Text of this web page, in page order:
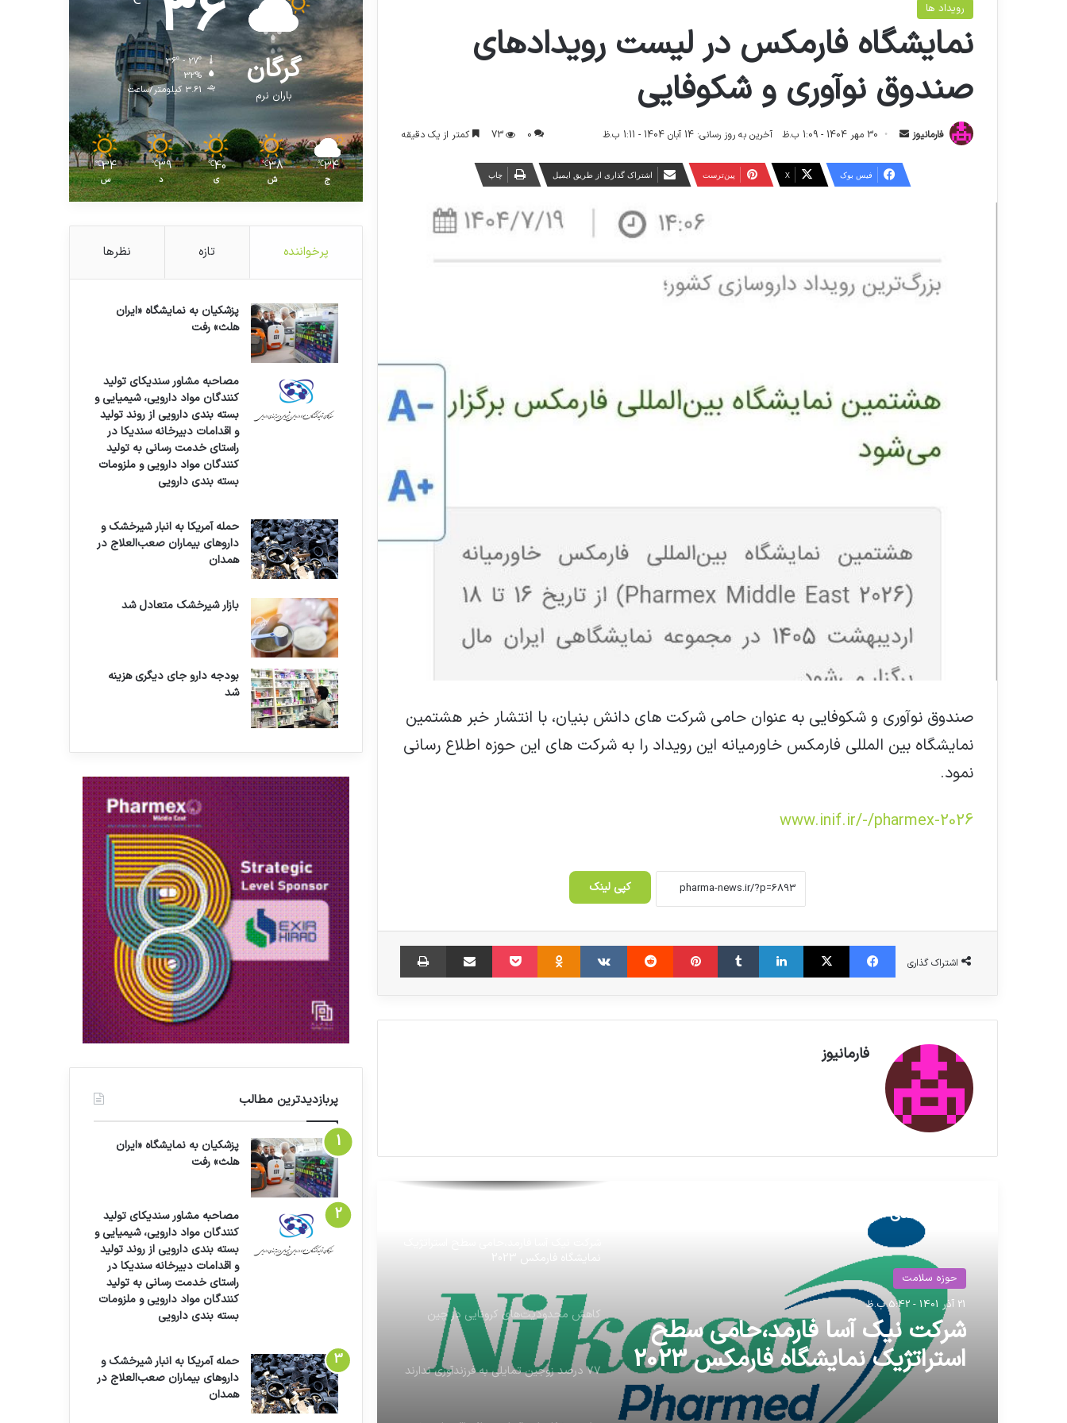
رویداد ها
نمایشگاه فارمکس در لیست رویدادهای
صندوق نوآوری و شکوفایی
فارمانیوز
س
ی
30 مهر 1404 - 1:09 ب.ظ آخرین به روز رسانی: 14 آبان 1404 - 1:11 ب.ظ 0
73 کمتر از یک دقیقه
فیس بوک X ‫پین‌ترست اشتراک گذاری از طریق ایمیل چاپ
صندوق نوآوری و شکوفایی به عنوان حامی شرکت های دانش بنیان، با انتشار خبر هشتمین
نمایشگاه بین المللی فارمکس خاورمیانه این رویداد را به شرکت های این حوزه اطلاع رسانی
نمود.
www.inif.ir/-/pharmex-2026
کپی لینک
اشتراک گذاری
فیس بوک X لینکدین ‫تامبلر ‫پین‌ترست ‫رددیت ‫VKontakte
‫Odnoklassniki پاکت اشتراک گذاری از طریق ایمیل
فارمانیوز
مطالعه بعدی
حوزه سلامت
21 آذر 1401 - 5:42 ب.ظ
شرکت نیک آسا فارمد،حامی سطح
استراتژیک نمایشگاه فارمکس 2023
نمایشگاه فارمکس 2023
کاهش محدودیت‌های کرونایی در چین
اینترنتی دارو + نامه
کاهش محدودیت‌های کرونایی در چین
۷۷ درصد زوجین تمایلی به فرزندآوری ندارند
گرگان
باران نرم
36º - 27º
32%
3.61 کیلومتر/ساعت
34
℃
ج
38
℃
ش
40
℃
ی
39
℃
د
34
℃
س
پرخواننده تازه نظرها
پزشکیان به نمایشگاه «ایران
هلث» رفت
مصاحبه مشاور سندیکای تولید
کنندگان مواد دارویی، شیمیایی و
بسته بندی دارویی از روند تولید
و اقدامات دبیرخانه سندیکا در
راستای خدمت رسانی به تولید
کنندگان مواد دارویی و ملزومات
بسته بندی دارویی
حمله آمریکا به انبار شیرخشک و
داروهای بیماران صعب‌العلاج در
همدان
بازار شیرخشک متعادل شد
بودجه دارو جای دیگری هزینه
شد
پربازدیدترین مطالب
پزشکیان به نمایشگاه «ایران
هلث» رفت
مصاحبه مشاور سندیکای تولید
کنندگان مواد دارویی، شیمیایی و
بسته بندی دارویی از روند تولید
و اقدامات دبیرخانه سندیکا در
راستای خدمت رسانی به تولید
کنندگان مواد دارویی و ملزومات
بسته بندی دارویی
حمله آمریکا به انبار شیرخشک و
داروهای بیماران صعب‌العلاج در
همدان